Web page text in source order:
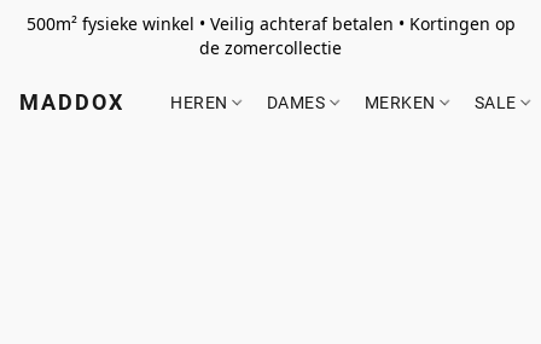
500m² fysieke winkel • Veilig achteraf betalen • Kortingen op
de zomercollectie
MADDOX HEREN DAMES MERKEN SALE